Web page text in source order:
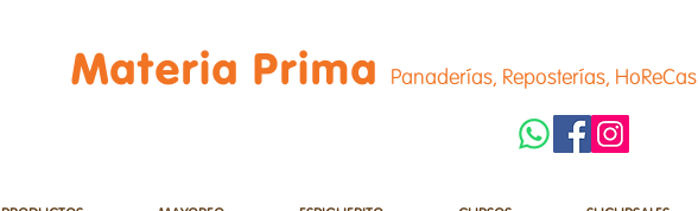
Materia Prima Panaderías, Reposterías, HoReCas